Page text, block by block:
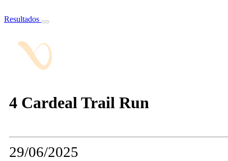
Resultados
4 Cardeal Trail Run
29/06/2025